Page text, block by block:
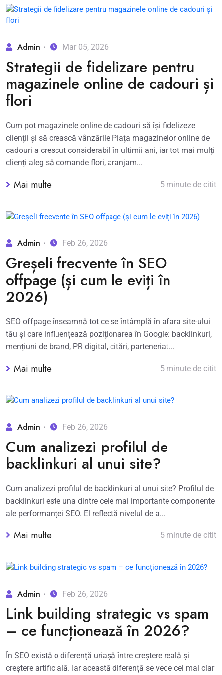
Admin Mar 05, 2026
Strategii de fidelizare pentru
magazinele online de cadouri și
flori
Cum pot magazinele online de cadouri să își fidelizeze
clienții și să crească vânzările Piața magazinelor online de
cadouri a crescut considerabil în ultimii ani, iar tot mai mulți
clienți aleg să comande flori, aranjam...
Mai multe 5 minute de citit
Admin Feb 26, 2026
Greșeli frecvente în SEO
offpage (și cum le eviți în
2026)
SEO offpage înseamnă tot ce se întâmplă în afara site-ului
tău și care influențează poziționarea în Google: backlinkuri,
mențiuni de brand, PR digital, citări, parteneriat...
Mai multe 5 minute de citit
Admin Feb 26, 2026
Cum analizezi profilul de
backlinkuri al unui site?
Cum analizezi profilul de backlinkuri al unui site? Profilul de
backlinkuri este una dintre cele mai importante componente
ale performanței SEO. El reflectă nivelul de a...
Mai multe 5 minute de citit
Admin Feb 26, 2026
Link building strategic vs spam
– ce funcționează în 2026?
În SEO există o diferență uriașă între creștere reală și
creștere artificială. Iar această diferență se vede cel mai clar